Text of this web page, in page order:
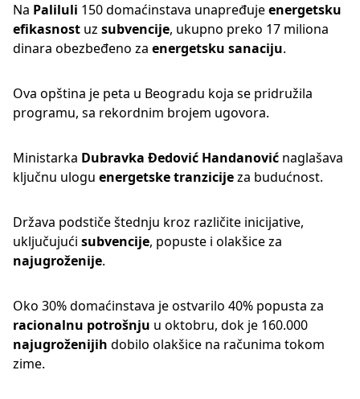
Na Paliluli 150 domaćinstava unapređujeenergetsku
efikasnost uz subvencije, ukupno preko 17 miliona
dinara obezbeđeno za energetsku sanaciju.
Ova opština je peta u Beogradu koja se pridružila
programu, sa rekordnim brojem ugovora.
Ministarka Dubravka Đedović Handanović naglašava
ključnu ulogu energetske tranzicijeza budućnost.
Država podstiče štednju kroz različite inicijative,
uključujući subvencije, popuste i olakšice za
najugroženije.
Oko 30% domaćinstava je ostvarilo 40% popusta za
racionalnu potrošnju u oktobru, dok je 160.000
najugroženijih dobilo olakšice na računima tokom
zime.